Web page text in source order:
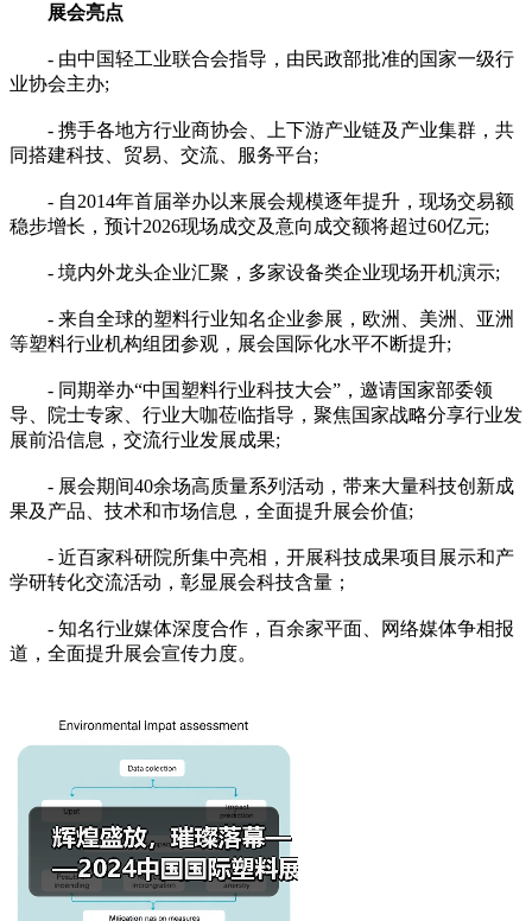
展会亮点
- 由中国轻工业联合会指导，由民政部批准的国家一级行
业协会主办;
- 携手各地方行业商协会、上下游产业链及产业集群，共
同搭建科技、贸易、交流、服务平台;
- 自2014年首届举办以来展会规模逐年提升，现场交易额
稳步增长，预计2026现场成交及意向成交额将超过60亿元;
- 境内外龙头企业汇聚，多家设备类企业现场开机演示;
- 来自全球的塑料行业知名企业参展，欧洲、美洲、亚洲
等塑料行业机构组团参观，展会国际化水平不断提升;
- 同期举办“中国塑料行业科技大会”，邀请国家部委领
导、院士专家、行业大咖莅临指导，聚焦国家战略分享行业发
展前沿信息，交流行业发展成果;
- 展会期间40余场高质量系列活动，带来大量科技创新成
果及产品、技术和市场信息，全面提升展会价值;
- 近百家科研院所集中亮相，开展科技成果项目展示和产
学研转化交流活动，彰显展会科技含量；
- 知名行业媒体深度合作，百余家平面、网络媒体争相报
道，全面提升展会宣传力度。